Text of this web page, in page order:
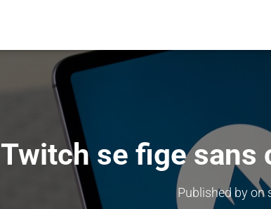
Twitch se fige sans
Published byon